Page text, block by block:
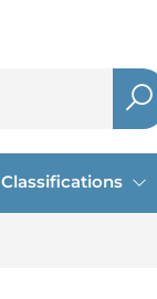
Classifications